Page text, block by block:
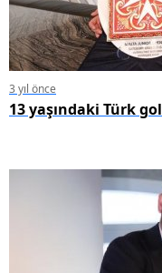
3 yıl önce
13 yaşındaki Türk